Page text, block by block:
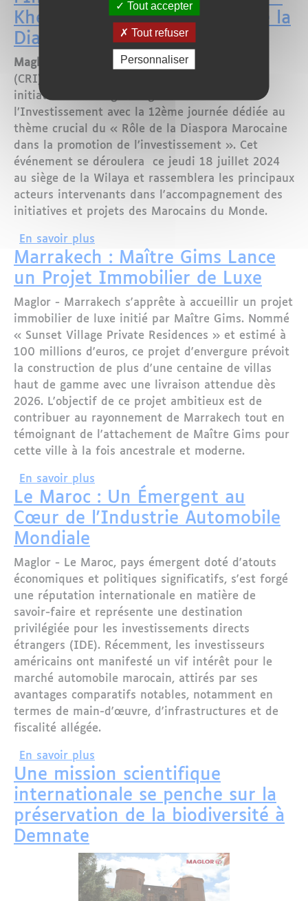
Khénifra : Focus sur le Rôle de la
Diaspora Marocaine
Maglor
- Le Centre Régional d'Investissement
(CRI) de Béni Mellal - Khénifra poursuit son
initiative de Dialogue Régional sur
l’Investissement avec la 12ème journée dédiée au
thème crucial du « Rôle de la Diaspora Marocaine
dans la promotion de l’investissement ». Cet
événement se déroulera ce jeudi 18 juillet 2024
au siège de la Wilaya et rassemblera les principaux
acteurs intervenants dans l'accompagnement des
initiatives et projets des Marocains du Monde.
En savoir plus
Marrakech : Maître Gims Lance
un Projet Immobilier de Luxe
Maglor - Marrakech s'apprête à accueillir un projet
immobilier de luxe initié par Maître Gims. Nommé
« Sunset Village Private Residences » et estimé à
100 millions d'euros, ce projet d'envergure prévoit
la construction de plus d'une centaine de villas
haut de gamme avec une livraison attendue dès
2026. L'objectif de ce projet ambitieux est de
contribuer au rayonnement de Marrakech tout en
témoignant de l'attachement de Maître Gims pour
cette ville à la fois ancestrale et moderne.
En savoir plus
Le Maroc : Un Émergent au
Cœur de l'Industrie Automobile
Mondiale
Maglor - Le Maroc, pays émergent doté d'atouts
économiques et politiques significatifs, s'est forgé
une réputation internationale en matière de
savoir-faire et représente une destination
privilégiée pour les investissements directs
étrangers (IDE). Récemment, les investisseurs
américains ont manifesté un vif intérêt pour le
marché automobile marocain, attirés par ses
avantages comparatifs notables, notamment en
termes de main-d'œuvre, d'infrastructures et de
fiscalité allégée.
En savoir plus
Une mission scientifique
internationale se penche sur la
préservation de la biodiversité à
Demnate
Tout accepter
Tout refuser
Personnaliser